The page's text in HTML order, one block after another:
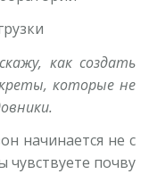
как создать
которые не
начинается не с
чувствуете почву